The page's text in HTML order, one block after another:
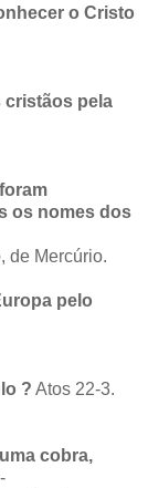
o Cristo
cristãos pela
os nomes dos
de Mercúrio.
pelo
? Atos 22-3.
cobra,